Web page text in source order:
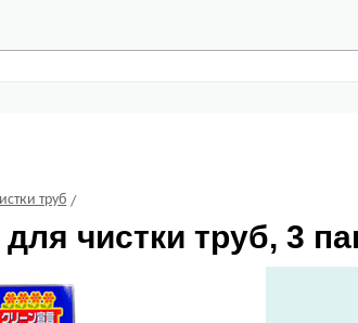
труб
чистки труб, 3